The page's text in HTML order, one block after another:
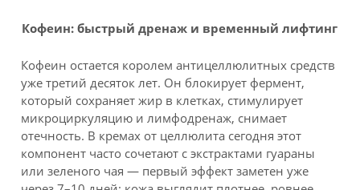
Кофеин: быстрый дренаж и временный лифтинг
Кофеин остается королем антицеллюлитных средств
уже третий десяток лет. Он блокирует фермент,
который сохраняет жир в клетках, стимулирует
микроциркуляцию и лимфодренаж, снимает
отечность. В кремах от целлюлита сегодня этот
компонент часто сочетают с экстрактами гуараны
или зеленого чая — первый эффект заметен уже